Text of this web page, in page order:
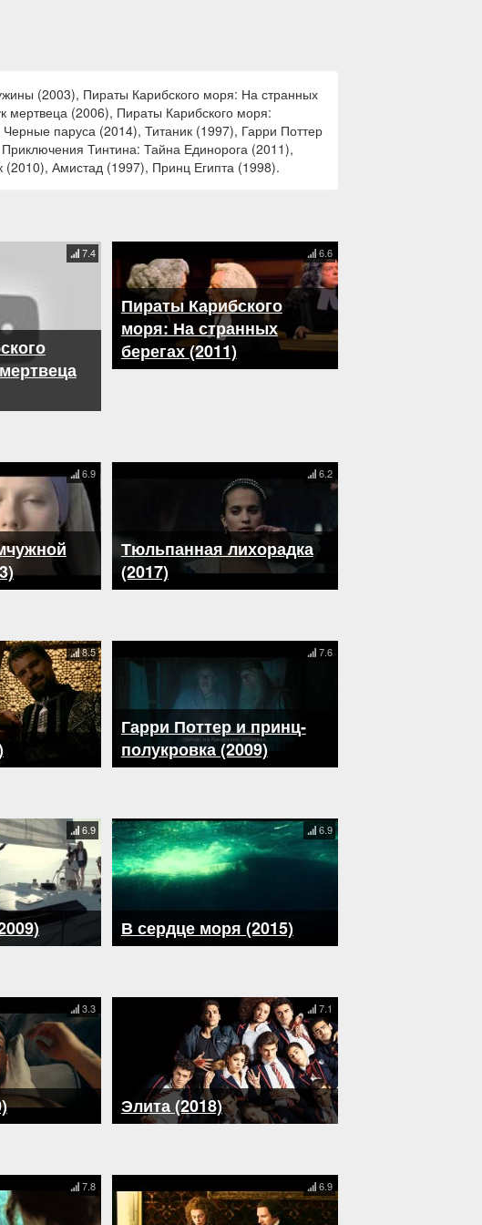
(2003), Пираты Карибского моря: На странных
мертвеца (2006), Пираты Карибского моря:
паруса (2014), Титаник (1997), Гарри Поттер
Тинтина: Тайна Единорога (2011),
Амистад (1997), Принц Египта (1998).
7.4
Пираты Карибского
моря: На странных
берегах (2011)
6.6
6.9
Тюльпанная лихорадка
(2017)
6.2
8.5
Гарри Поттер и принц-
полукровка (2009)
7.6
6.9
В сердце моря (2015)
6.9
3.3
Элита (2018)
7.1
7.8 6.9